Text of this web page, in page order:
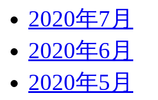
2020年7月
2020年6月
2020年5月